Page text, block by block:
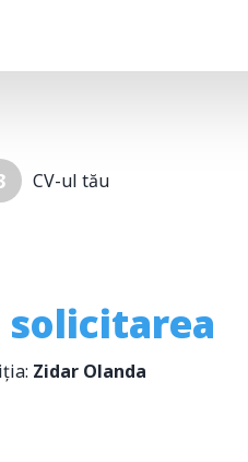
CV-ul tău
solicitarea
Zidar Olanda